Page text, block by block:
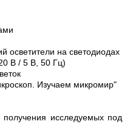
осветители на светодиодах
В / 5 В, 50 Гц)
Изучаем микромир"
исследуемых под